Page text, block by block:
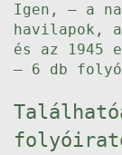
Igen, – a
havilapok,
és az 1945
– 6 db